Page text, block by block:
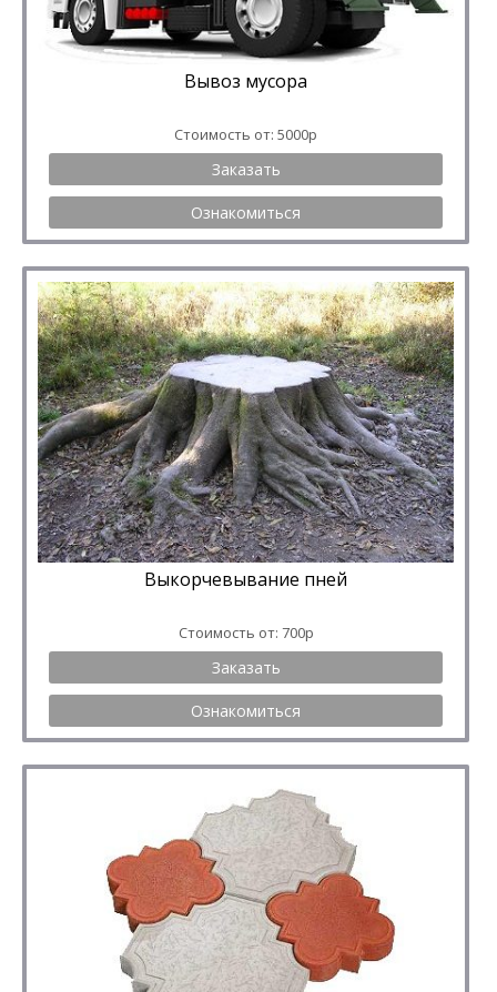
Вывоз мусора
Стоимость от: 5000р
Заказать
Ознакомиться
Выкорчевывание пней
Стоимость от: 700р
Заказать
Ознакомиться